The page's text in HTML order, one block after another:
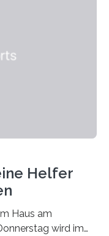
Helfer
Haus am
wird im